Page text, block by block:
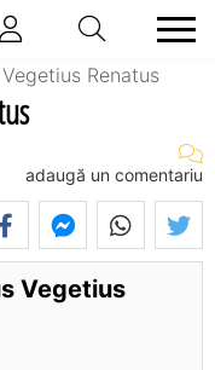
Renatus
adaugă un comentariu
Vegetius